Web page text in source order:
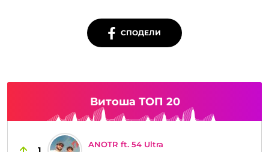
СПОДЕЛИ
Витоша ТОП 20
ANOTR ft. 54 Ultra